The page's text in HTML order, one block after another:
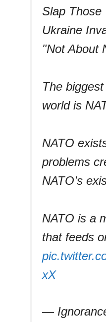
Slap Those
Ukraine
"Not About
The
world is
NATO
problems
NATO’s
NATO is a
that feeds
xX
—